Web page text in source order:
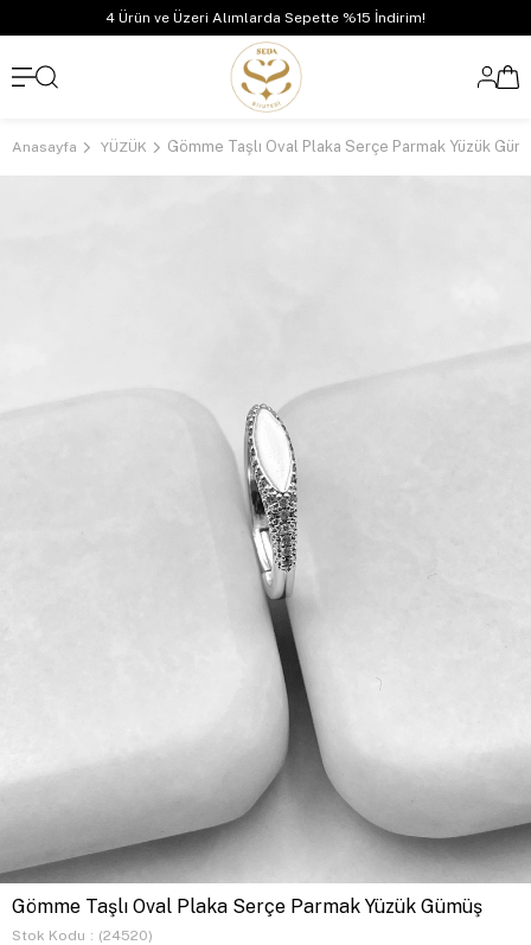
4 Ürün ve Üzeri Alımlarda Sepette %15 İndirim!
Anasayfa YÜZÜK Gömme Taşlı Oval Plaka Serçe Parmak Yüzük
Gömme Taşlı Oval Plaka Serçe Parmak Yüzük Gümüş
Stok Kodu (24520)